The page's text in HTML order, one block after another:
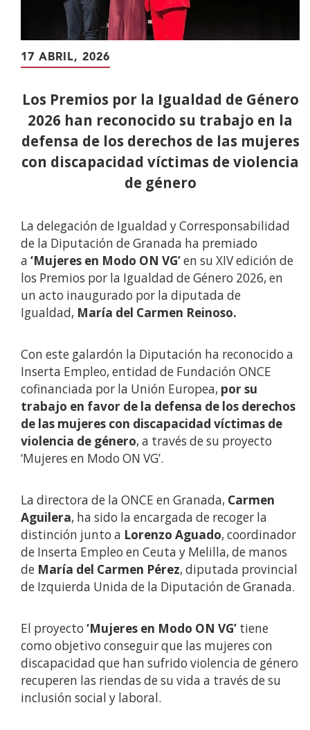
17 ABRIL, 2026
Los Premios por la Igualdad de Género
2026 han reconocido su trabajo en la
defensa de los derechos de las mujeres
con discapacidad víctimas de violencia
de género
La delegación de Igualdad y Corresponsabilidad
de la Diputación de Granada ha premiado
a ‘Mujeres en Modo ON VG’en su XIV edición de
los Premios por la Igualdad de Género 2026, en
un acto inaugurado por la diputada de
Igualdad, María del Carmen Reinoso.
Con este galardón la Diputación ha reconocido a
Inserta Empleo, entidad de Fundación ONCE
cofinanciada por la Unión Europea, por su
trabajo en favor de la defensa de los derechos
de las mujeres con discapacidad víctimas de
violencia de género, a través de su proyecto
‘Mujeres en Modo ON VG’.
La directora de la ONCE en Granada, Carmen
Aguilera, ha sido la encargada de recoger la
distinción junto a Lorenzo Aguado, coordinador
de Inserta Empleo en Ceuta y Melilla, de manos
de María del Carmen Pérez, diputada provincial
de Izquierda Unida de la Diputación de Granada.
El proyecto ‘Mujeres en Modo ON VG’ tiene
como objetivo conseguir que las mujeres con
discapacidad que han sufrido violencia de género
recuperen las riendas de su vida a través de su
inclusión social y laboral.